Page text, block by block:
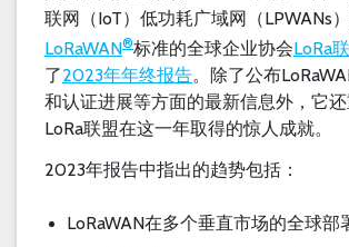
联网（IoT）低功耗广域网（LPWANs
LoRaWAN®标准的全球企业协会LoRa
了2023年年终报告。除了公布
和认证进展等方面的最新信息外，它
LoRa联盟在这一年取得的惊人成就。
2023年报告中指出的趋势包括：
LoRaWAN在多个垂直市场的全球部